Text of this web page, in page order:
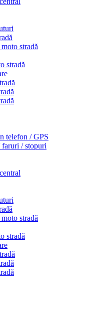
stradă
stradă
telefon / GPS
faruri / stopuri
stradă
stradă